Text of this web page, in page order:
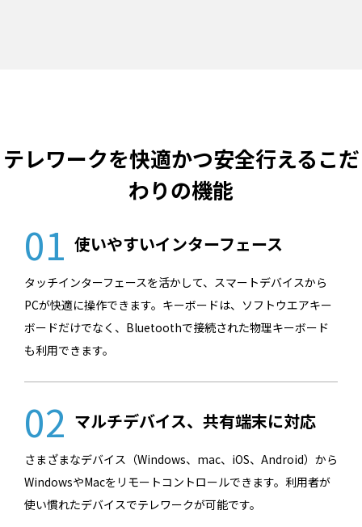
テレワークを快適かつ安全行えるこだ
わりの機能
01 使いやすいインターフェース
タッチインターフェースを活かして、スマートデバイスから
PCが快適に操作できます。キーボードは、ソフトウエアキー
ボードだけでなく、Bluetoothで接続された物理キーボード
も利用できます。
02 マルチデバイス、共有端末に対応
さまざまなデバイス（Windows、mac、iOS、Android）から
WindowsやMacをリモートコントロールできます。利用者が
使い慣れたデバイスでテレワークが可能です。